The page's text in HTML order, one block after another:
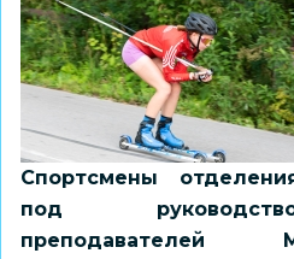
атмосфера
Спортсмены
под